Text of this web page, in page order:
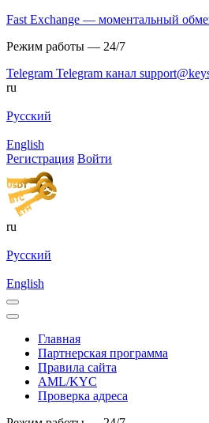
Fast Exchange — моментальный
Режим работы — 24/7
Telegram Telegram канал
ru
Русский
English
Регистрация Войти
ru
Русский
English
Главная
Партнерская программа
Правила сайта
AML/KYC
Проверка адреса